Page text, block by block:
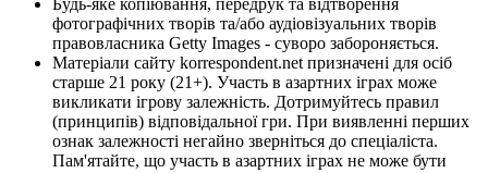
фотографічних творів та/або аудіовізуальних творів
правовласника Getty Images - суворо забороняється.
Матеріали сайту korrespondent.net призначені для осіб
старше 21 року (21+). Участь в азартних іграх може
викликати ігрову залежність. Дотримуйтесь правил
(принципів) відповідальної гри. При виявленні перших
ознак залежності негайно зверніться до спеціаліста.
Пам'ятайте, що участь в азартних іграх не може бути